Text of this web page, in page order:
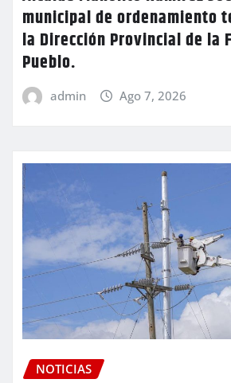
municipal de ordenamiento
la Dirección Provincial de la
Pueblo.
admin Ago 7, 2026
NOTICIAS